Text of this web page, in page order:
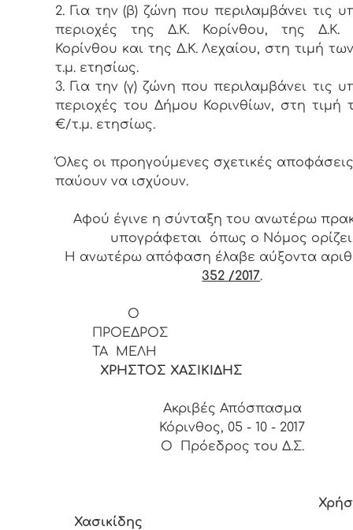
2. Για την (β) ζώνη που περιλαμβάνει τις
περιοχές της Δ.Κ. Κορίνθου, της Δ.Κ.
Κορίνθου και της Δ.Κ. Λεχαίου, στη τιμή
τ.μ. ετησίως.
3. Για την (γ) ζώνη που περιλαμβάνει τις
περιοχές του Δήμου Κορινθίων, στη τιμή
€/τ.μ. ετησίως.
Όλες οι προηγούμενες σχετικές αποφάσεις
παύουν να ισχύουν.
Αφού έγινε η σύνταξη του ανωτέρω
υπογράφεται όπως ο Νόμος
Η ανωτέρω απόφαση έλαβε αύξοντα
352 /2017.
Ο
ΤΑ ΜΕΛΗ
ΧΡΗΣΤΟΣ ΧΑΣΙΚΙΔΗΣ
Ακριβές Απόσπασμα
Κόρινθος, 05 - 10 - 2017
Ο Πρόεδρος του Δ.Σ.
Χρήστος
Χασικίδης